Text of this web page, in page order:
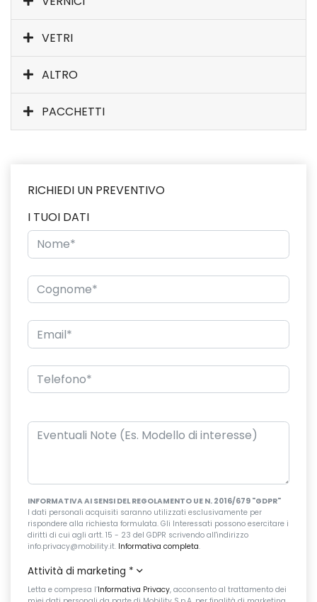
VETRI
ALTRO
PACCHETTI
RICHIEDI UN PREVENTIVO
I TUOI DATI
INFORMATIVA AI SENSI DEL REGOLAMENTO UE N. 2016/679 "GDPR"
I dati personali acquisiti saranno utilizzati esclusivamente per
rispondere alla richiesta formulata. Gli Interessati possono esercitare i
diritti di cui agli artt. 15 - 23 del GDPR scrivendo all'indirizzo
info.privacy@mobility.it. Informativa completa.
Attività di marketing *
Letta e compresa l’Informativa Privacy, acconsento al trattamento dei